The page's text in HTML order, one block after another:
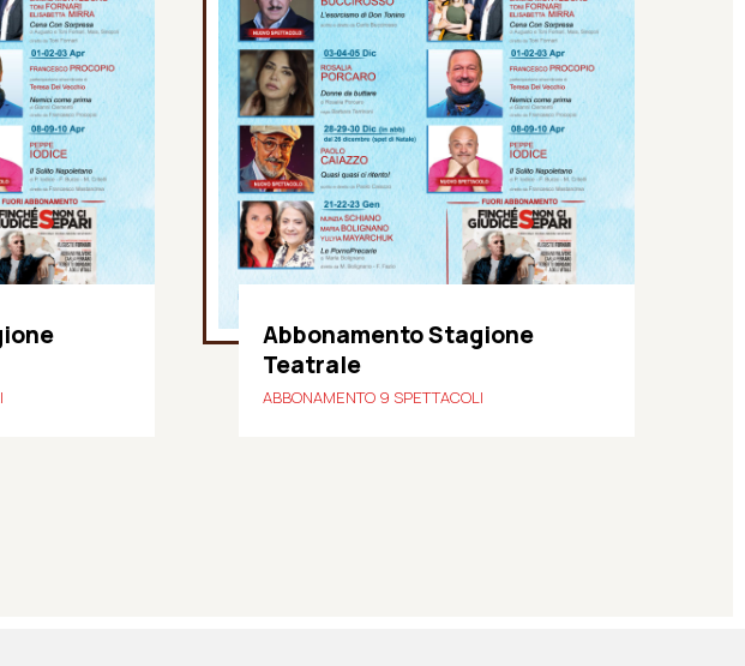
Abbonamento Stagione
Teatrale
ABBONAMENTO 9 SPETTACOLI